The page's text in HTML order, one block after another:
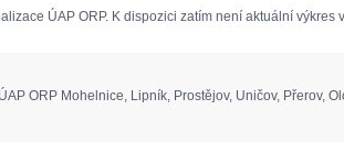
ÚAP ORP. K dispozici zatím není aktuální výkres
ORP Mohelnice, Lipník, Prostějov, Uničov, Přerov,